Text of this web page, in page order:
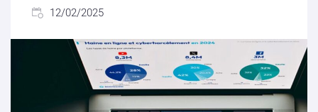
12/02/2025